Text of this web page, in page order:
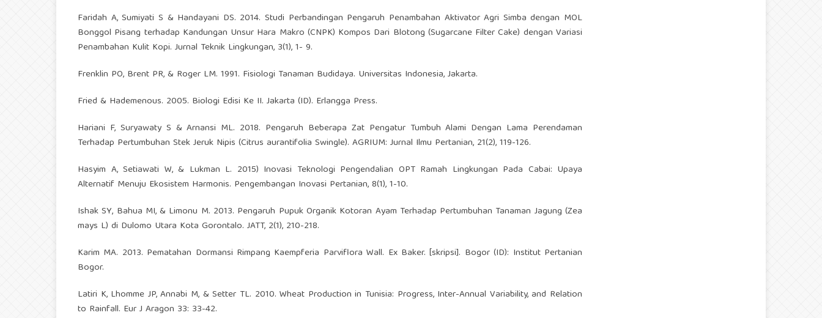
Faridah A, Sumiyati S & Handayani DS. 2014. Studi Perbandingan Pengaruh Penambahan Aktivator Agri Simba dengan MOL
Bonggol Pisang terhadap Kandungan Unsur Hara Makro (CNPK) Kompos Dari Blotong (Sugarcane Filter Cake) dengan Variasi
Penambahan Kulit Kopi. Jurnal Teknik Lingkungan, 3(1), 1- 9.
Frenklin PO, Brent PR, & Roger LM. 1991. Fisiologi Tanaman Budidaya. Universitas Indonesia, Jakarta.
Fried & Hademenous. 2005. Biologi Edisi Ke II. Jakarta (ID). Erlangga Press.
Hariani F, Suryawaty S & Arnansi ML. 2018. Pengaruh Beberapa Zat Pengatur Tumbuh Alami Dengan Lama Perendaman
Terhadap Pertumbuhan Stek Jeruk Nipis (Citrus aurantifolia Swingle). AGRIUM: Jurnal Ilmu Pertanian, 21(2), 119-126.
Hasyim A, Setiawati W, & Lukman L. 2015) Inovasi Teknologi Pengendalian OPT Ramah Lingkungan Pada Cabai: Upaya
Alternatif Menuju Ekosistem Harmonis. Pengembangan Inovasi Pertanian, 8(1), 1-10.
Ishak SY, Bahua MI, & Limonu M. 2013. Pengaruh Pupuk Organik Kotoran Ayam Terhadap Pertumbuhan Tanaman Jagung (Zea
mays L) di Dulomo Utara Kota Gorontalo. JATT, 2(1), 210-218.
Karim MA. 2013. Pematahan Dormansi Rimpang Kaempferia Parviflora Wall. Ex Baker. [skripsi]. Bogor (ID): Institut Pertanian
Bogor.
Latiri K, Lhomme JP, Annabi M, & Setter TL. 2010. Wheat Production in Tunisia: Progress, Inter-Annual Variability, and Relation
to Rainfall. Eur J Aragon 33: 33-42.